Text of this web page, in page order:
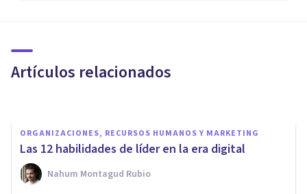
Artículos relacionados
los empleados?
ORGANIZACIONES, RECURSOS HUMANOS Y MARKETING
Las 12 habilidades de líder en la era digital
Nahum Montagud Rubio